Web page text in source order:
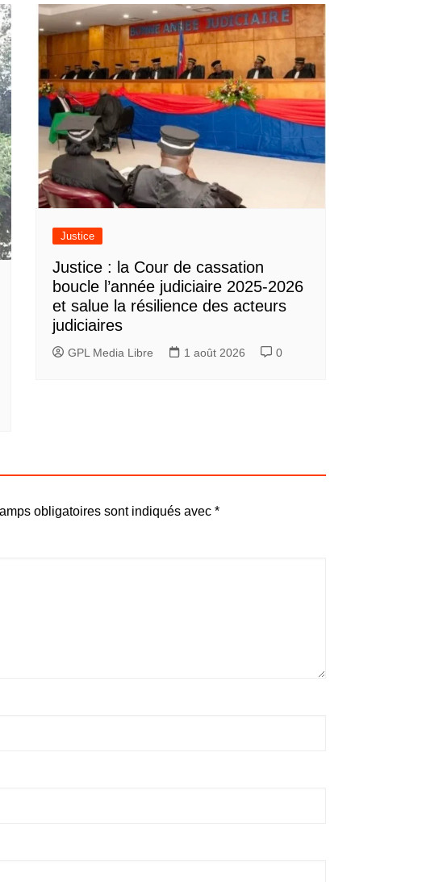
Justice
Justice : la Cour de cassation
boucle l’année judiciaire 2025-2026
et salue la résilience des acteurs
judiciaires
GPL Media Libre 1 août 2026 0
obligatoires sont indiqués avec *